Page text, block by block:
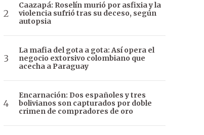
Caazapá: Roselín murió por asfixia y la
violencia sufrió tras su deceso, según
autopsia
La mafia del gota a gota: Así opera el
negocio extorsivo colombiano que
acecha a Paraguay
Encarnación: Dos españoles y tres
bolivianos son capturados por doble
crimen de compradores de oro